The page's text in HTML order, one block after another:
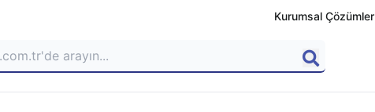
Kurumsal Çözümler